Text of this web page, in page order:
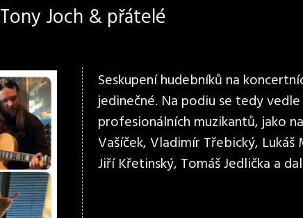
Tony Joch & přátelé
Seskupení hudebníků na
jedinečné. Na podiu se tedy
profesionálních muzikantů, jako
Vašíček, Vladimír Třebický,
Jiří Křetinský, Tomáš Jedlička a